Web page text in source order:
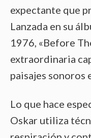
expectante que
Lanzada en su
1976, «Before
extraordinaria
paisajes sonoros
Lo que hace
Oskar utiliza